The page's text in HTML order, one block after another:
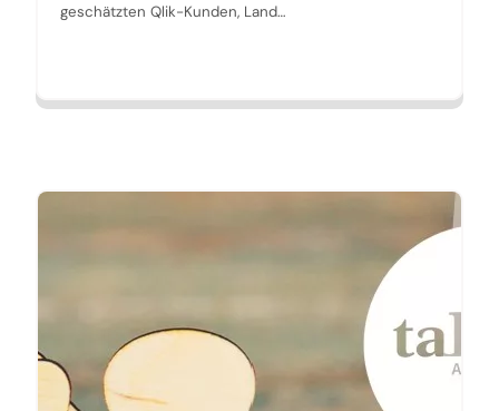
geschätzten Qlik-Kunden, Land…